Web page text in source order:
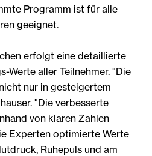
Programm ist für alle
geeignet.
erfolgt eine detaillierte
Werte aller Teilnehmer. "Die
nur in gesteigertem
"Die verbesserte
von klaren Zahlen
Experten optimierte Werte
Ruhepuls und am